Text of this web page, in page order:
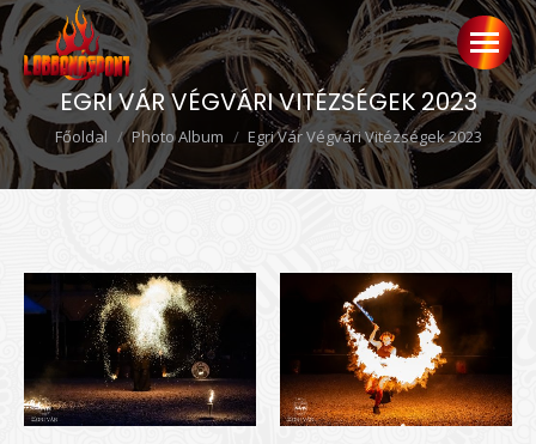
EGRI VÁR VÉGVÁRI VITÉZSÉGEK 2023
Ön itt van:
Főoldal Photo Album Egri Vár Végvári Vitézségek 2023